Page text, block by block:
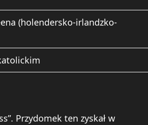
(holendersko-irlandzko-
Przydomek ten zyskał w